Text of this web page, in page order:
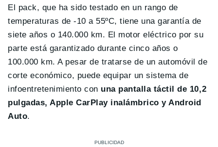
El pack, que ha sido testado en un rango de
temperaturas de -10 a 55ºC, tiene una garantía de
siete años o 140.000 km. El motor eléctrico por su
parte está garantizado durante cinco años o
100.000 km. A pesar de tratarse de un automóvil de
corte económico, puede equipar un sistema de
infoentretenimiento con una pantalla táctil de 10,2
pulgadas, Apple CarPlay inalámbrico y Android
Auto.